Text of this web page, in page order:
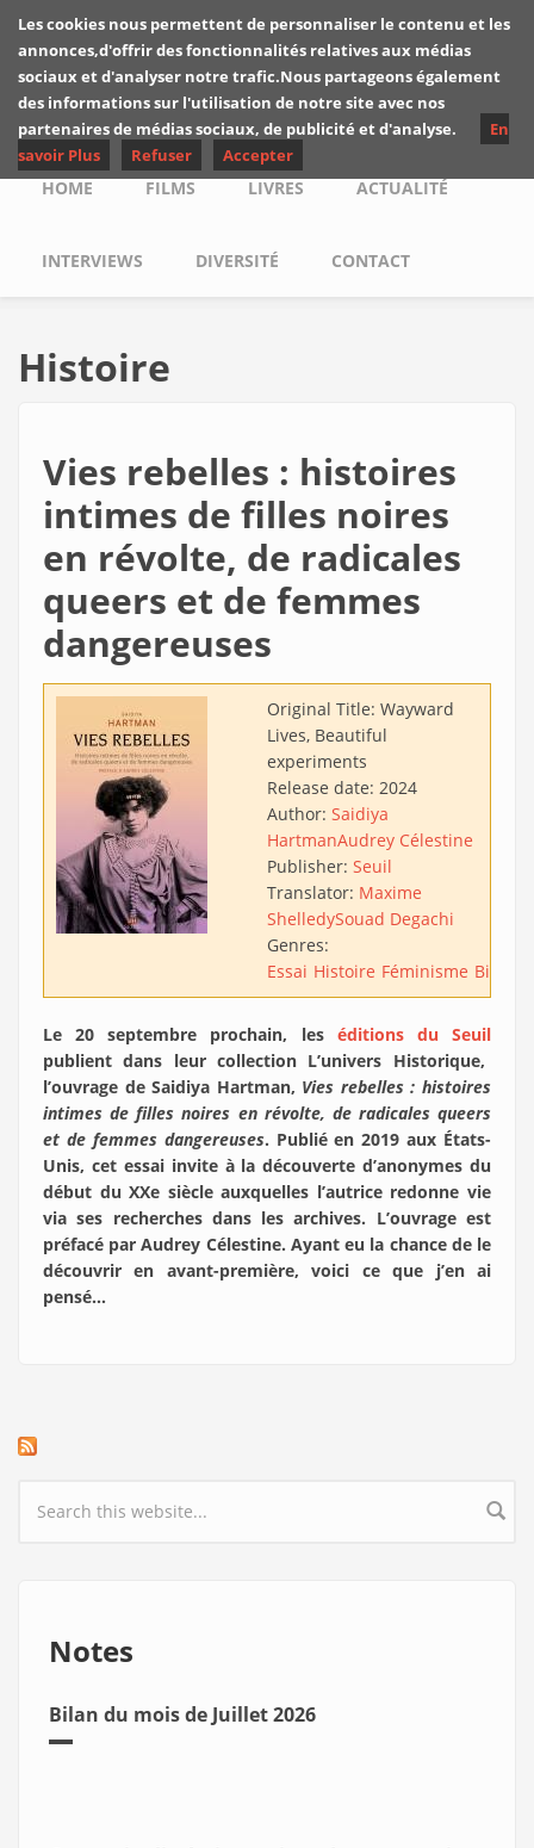
Skip to main content
Les critiques de
Yuyine
Main menu
HOME FILMS LIVRES ACTUALITÉ
INTERVIEWS DIVERSITÉ CONTACT
Histoire
Vies rebelles : histoires
intimes de filles noires
en révolte, de radicales
queers et de femmes
dangereuses
Original Title: Wayward
Lives, Beautiful
experiments
Release date: 2024
Author: Saidiya
HartmanAudrey Célestine
Publisher: Seuil
Translator: Maxime
ShelledySouad Degachi
Genres:
Essai Histoire Féminisme
Le 20 septembre prochain, les éditions du Seuil
publient dans leur collection L’univers Historique,
l’ouvrage de Saidiya Hartman, Vies rebelles : histoires
intimes de filles noires en révolte, de radicales queers
et de femmes dangereuses. Publié en 2019 aux États-
Unis, cet essai invite à la découverte d’anonymes du
début du XXe siècle auxquelles l’autrice redonne vie
via ses recherches dans les archives. L’ouvrage est
préfacé par Audrey Célestine. Ayant eu la chance de le
découvrir en avant-première, voici ce que j’en ai
pensé…
Search form
Notes
Bilan du mois de Juillet 2026
Les cookies nous permettent de personnaliser le contenu et les
annonces,d'offrir des fonctionnalités relatives aux médias
sociaux et d'analyser notre trafic.Nous partageons également
des informations sur l'utilisation de notre site avec nos
partenaires de médias sociaux, de publicité et d'analyse.
En
savoir Plus
Refuser Accepter